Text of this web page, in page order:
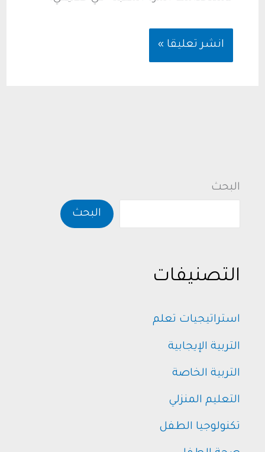
البحث
البحث
التصنيفات
استراتيجيات تعلم
التربية الإيجابية
التربية الخاصة
التعليم المنزلي
تكنولوجيا الطفل